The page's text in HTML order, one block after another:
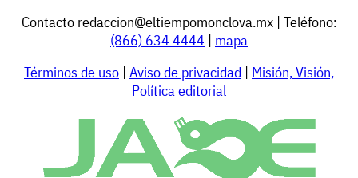
Contacto redaccion@eltiempomonclova.mx| Teléfono:
(866) 634 4444 | mapa
Términos de uso | Aviso de privacidad | Misión, Visión,
Política editorial